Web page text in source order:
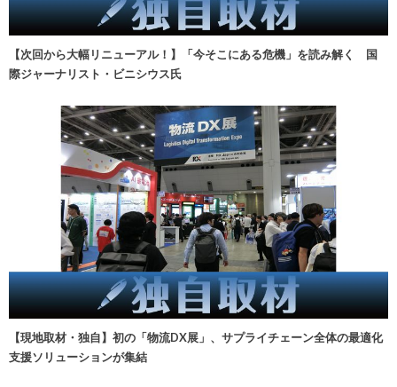
【次回から大幅リニューアル！】「今そこにある危機」を読み解く 国
際ジャーナリスト・ビニシウス氏
【現地取材・独自】初の「物流DX展」、サプライチェーン全体の最適化
支援ソリューションが集結